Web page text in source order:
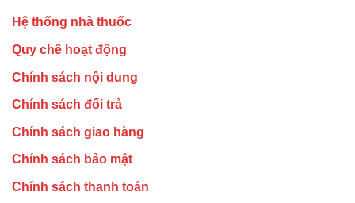
Hệ thống nhà thuốc
Quy chế hoạt động
Chính sách nội dung
Chính sách đổi trả
Chính sách giao hàng
Chính sách bảo mật
Chính sách thanh toán